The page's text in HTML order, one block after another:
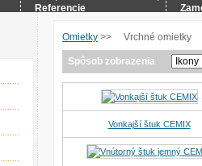
Referencie
Omietky >> Vrchné omietky
Spôsob zobrazenia
Vonkajší štuk CEMIX